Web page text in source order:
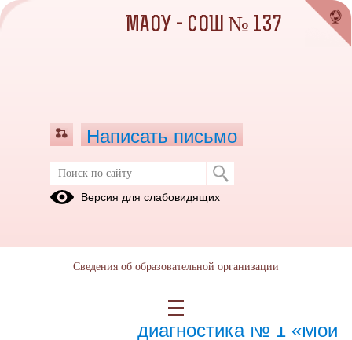
Сентябрь 2023
Профориентационная
диагностика № 1 «Мои
МАОУ - СОШ № 137
Написать письмо
Версия для слабовидящих
Сведения об образовательной организации